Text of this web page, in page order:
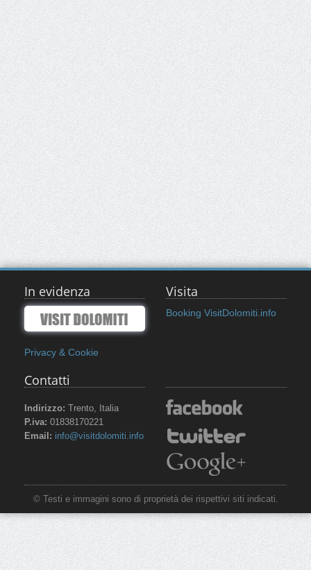
In evidenza
Privacy & Cookie
Visita
Booking VisitDolomiti.info
Contatti
Indirizzo: Trento, Italia
P.iva: 01838170221
Email: info@visitdolomiti.info
© Testi e immagini sono di proprietà dei rispettivi siti indicati.